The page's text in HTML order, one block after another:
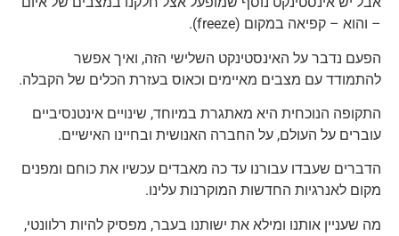
– והוא – קפיאה במקום (freeze).
הפעם נדבר על האינסטינקט השלישי הזה, ואיך אפשר
להתמודד עם מצבים מאיימים וכאוס בעזרת הכלים של הקבלה.
התקופה הנוכחית היא מאתגרת במיוחד, שינויים אינטנסיביים
עוברים על העולם, על החברה האנושית ובחיינו האישיים.
הדברים שעבדו עבורנו עד כה מאבדים עכשיו את כוחם ומפנים
מקום לאנרגיות החדשות המוקרנות עלינו.
מה שעניין אותנו ומילא את ישותנו בעבר, מפסיק להיות רלוונטי,